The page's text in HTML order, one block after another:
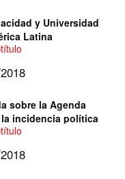
y Universidad
Latina
sobre la Agenda
la incidencia política